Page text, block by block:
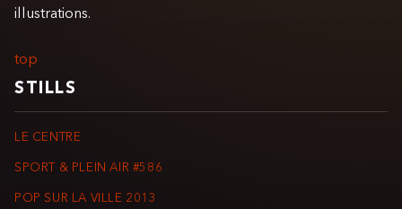
illustrations.
top
STILLS
LE CENTRE
SPORT & PLEIN AIR #586
POP SUR LA VILLE 2013